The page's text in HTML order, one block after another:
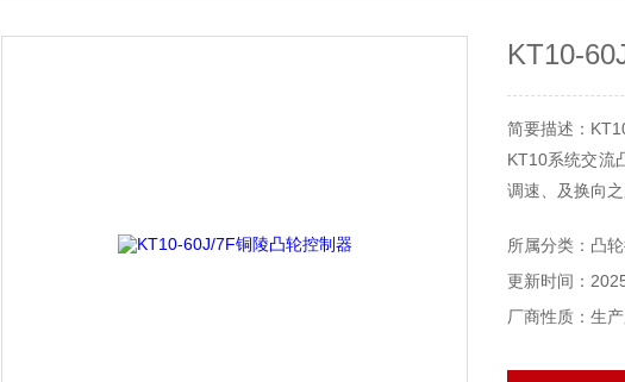
KT10-
简要描述：
KT10系统交流
调速、及换向
所属分类：凸
更新时间：
厂商性质：生